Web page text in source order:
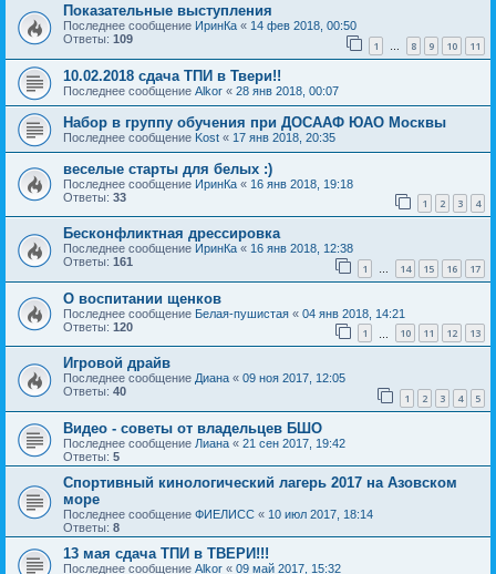
Показательные выступления
Последнее сообщение ИринКа « 14 фев 2018, 00:50
Ответы: 109 1 … 8 9 10 11
10.02.2018 сдача ТПИ в Твери!!
Последнее сообщение Alkor « 28 янв 2018, 00:07
Набор в группу обучения при ДОСААФ ЮАО Москвы
Последнее сообщение Kost « 17 янв 2018, 20:35
веселые старты для белых :)
Последнее сообщение ИринКа « 16 янв 2018, 19:18
Ответы: 33 1 2 3 4
Бесконфликтная дрессировка
Последнее сообщение ИринКа « 16 янв 2018, 12:38
Ответы: 161 1 … 14 15 16 17
О воспитании щенков
Последнее сообщение Белая-пушистая « 04 янв 2018, 14:21
Ответы: 120 1 10 11 12 13
Игровой драйв
Последнее сообщение Диана « 09 ноя 2017, 12:05
Ответы: 40 1 2 3 4 5
Видео - советы от владельцев БШО
Последнее сообщение Лиана « 21 сен 2017, 19:42
Ответы: 5
Спортивный кинологический лагерь 2017 на Азовском
море
Последнее сообщение ФИЕЛИСС « 10 июл 2017, 18:14
Ответы: 8
13 мая сдача ТПИ в ТВЕРИ!!!
Последнее сообщение Alkor « 09 май 2017, 15:32